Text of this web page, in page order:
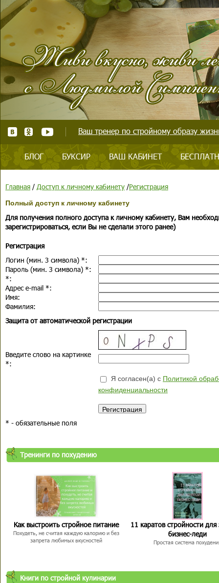
Ваш тренер по стройному образу
БЛОГ БУКСИР ВАШ КАБИНЕТ
Главная / Доступ к личному кабинету /Регистрация
Полный доступ к личному кабинету
Для получения полного доступа к личному кабинету, Вам
зарегистрироваться, если Вы не сделали этого ранее)
Регистрация
Логин (мин. 3 символа) *:
Пароль (мин. 3 символа) *:
*:
Адрес e-mail *:
Имя:
Фамилия:
Защита от автоматической регистрации
Введите слово на картинке
*:
Я согласен(а) с Политикой
конфиденциальности
* - обязательные поля
Тренинги по похудению
Как выстроить стройное питание
Похудеть, не считая каждую калорию и без
запрета любимых вкусностей
11 каратов стройности для
бизнес-леди
Простая система
Книги по стройной кулинарии